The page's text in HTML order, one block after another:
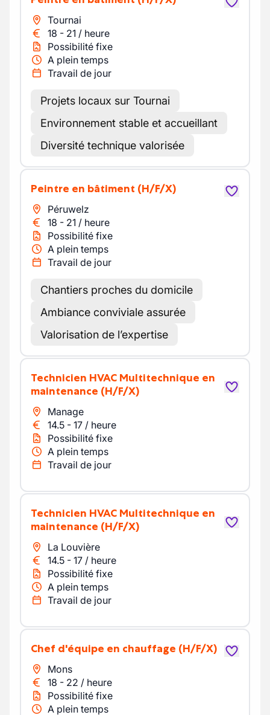
Tournai
18 - 21 / heure
Possibilité fixe
A plein temps
Travail de jour
Projets locaux sur Tournai
Environnement stable et accueillant
Diversité technique valorisée
Peintre en bâtiment (H/F/X)
Péruwelz
18 - 21 / heure
Possibilité fixe
A plein temps
Travail de jour
Chantiers proches du domicile
Ambiance conviviale assurée
Valorisation de l’expertise
Technicien HVAC Multitechnique en
maintenance (H/F/X)
Manage
14.5 - 17 / heure
Possibilité fixe
A plein temps
Travail de jour
Technicien HVAC Multitechnique en
maintenance (H/F/X)
La Louvière
14.5 - 17 / heure
Possibilité fixe
A plein temps
Travail de jour
Chef d'équipe en chauffage (H/F/X)
Mons
18 - 22 / heure
Possibilité fixe
A plein temps